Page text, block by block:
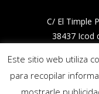
C/ El Timple
38437 Icod
Trabaja con nosotros
Este sitio web utiliza
para recopilar